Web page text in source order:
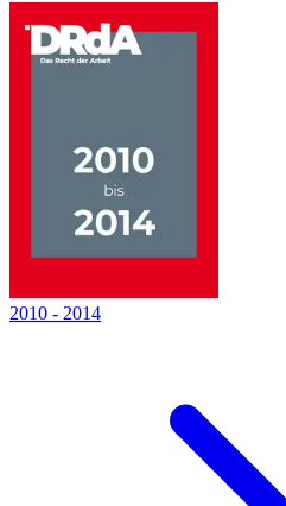
2010 - 2014